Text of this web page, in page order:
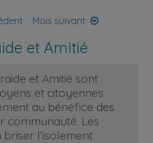
Mois suivant
et Amitié
et Amitié sont
et citoyennes
au bénéfice des
communauté. Les
l’isolement